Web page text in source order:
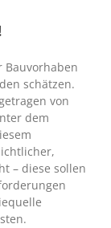
Bauvorhaben
schätzen.
von
dem
– diese sollen